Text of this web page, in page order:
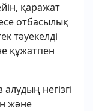
қаражат
отбасылық
тәуекелді
құжатпен
негізгі
және